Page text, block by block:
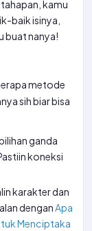
kamu
baik isinya,
buat nanya!
metode
sih biar bisa
ganda
koneksi
karakter dan
denganApa
Menciptaka